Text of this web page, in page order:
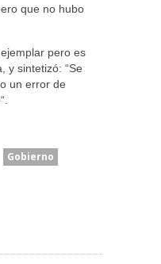
que no hubo
pero es
y sintetizó: “Se
un error de
Gobierno